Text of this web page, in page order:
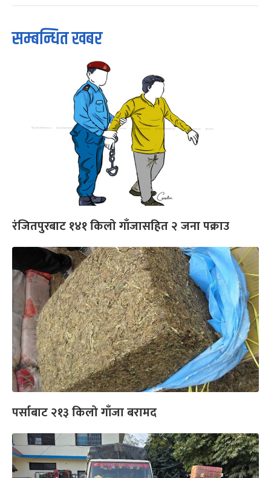
सम्बन्धित खबर
रंजितपुरबाट १४१ किलो गाँजासहित २ जना पक्राउ
पर्साबाट २१३ किलो गाँजा बरामद